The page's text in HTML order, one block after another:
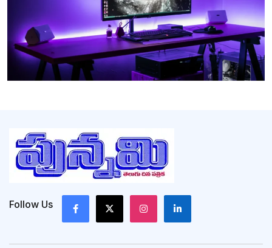
Follow Us